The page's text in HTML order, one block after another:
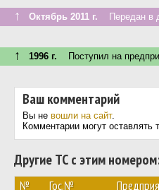
↑ Октябрь 2011 г. Передан в
↑ 1996 г. Поступил на
Ваш комментарий
Вы не вошли на сайт.
Комментарии могут оставлять
Другие ТС с этим
№ Гос.№